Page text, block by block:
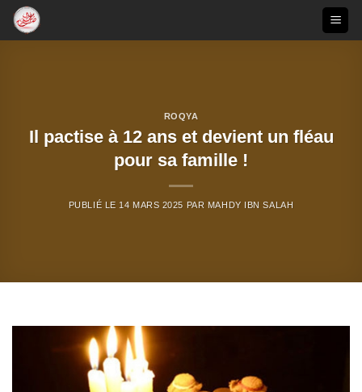
Passer
ROQYA
Il pactise à 12 ans et devient un fléau
pour sa famille !
PUBLIÉ LE 14 MARS 2025 PAR MAHDY IBN SALAH